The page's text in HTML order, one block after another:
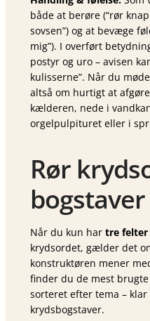
både at berøre (“rør
sovsen”) og at bevæge
mig”). I overført
postyr og uro – avisen
kulisserne”. Når du
altså om hurtigt at
kælderen, nede i
orgelpulpituret eller i
Rør
bogstaver
Når du kun har tre felter
krydsordet, gælder det
konstruktøren mener
finder du de mest
sorteret efter tema –
krydsbogstaver.